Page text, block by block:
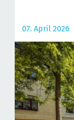
07. April 2026